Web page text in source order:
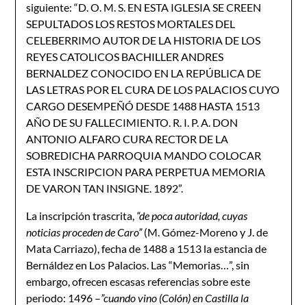
siguiente: “D. O. M. S. EN ESTA IGLESIA SE CREEN
SEPULTADOS LOS RESTOS MORTALES DEL
CELEBERRIMO AUTOR DE LA HISTORIA DE LOS
REYES CATOLICOS BACHILLER ANDRES
BERNALDEZ CONOCIDO EN LA REPÚBLICA DE
LAS LETRAS POR EL CURA DE LOS PALACIOS CUYO
CARGO DESEMPEÑÓ DESDE 1488 HASTA 1513
AÑO DE SU FALLECIMIENTO. R. I. P. A. DON
ANTONIO ALFARO CURA RECTOR DE LA
SOBREDICHA PARROQUIA MANDO COLOCAR
ESTA INSCRIPCION PARA PERPETUA MEMORIA
DE VARON TAN INSIGNE. 1892”.
La inscripción trascrita, “de poca autoridad, cuyas
noticias proceden de Caro”(M. Gómez-Moreno y J. de
Mata Carriazo), fecha de 1488 a 1513 la estancia de
Bernáldez en Los Palacios. Las “Memorias…”, sin
embargo, ofrecen escasas referencias sobre este
periodo: 1496 –”cuando vino (Colón) en Castilla la